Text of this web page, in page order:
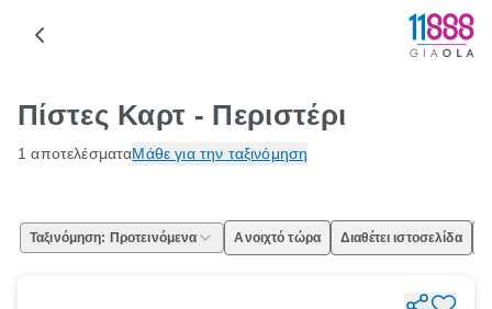
Πίστες Καρτ - Περιστέρι
1 αποτελέσματαΜάθε για την ταξινόμηση
Ταξινόμηση: Προτεινόμενα Ανοιχτό τώρα Διαθέτει ιστοσελίδα